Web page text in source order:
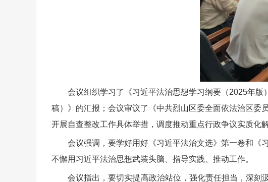
会议组织学习了《习近平法治思想学习纲要（2025年
稿）》的汇报；会议审议了《中共烈山区委全面依法治区委
开展自查整改工作具体举措，调度推动重点行政争议实质化解
会议强调，要学好用好《习近平法治文选》第一卷和《
不懈用习近平法治思想武装头脑、指导实践、推动工作。
会议指出，要切实提高政治站位，强化责任担当，深刻